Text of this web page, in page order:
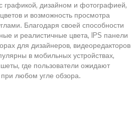
графикой, дизайном и фотографией,
и возможность просмотра
Благодаря своей способности
и реалистичные цвета, IPS панели
для дизайнеров, видеоредакторов
в мобильных устройствах,
где пользователи ожидают
любом угле обзора.